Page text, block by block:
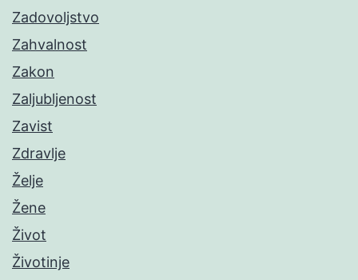
Zadovoljstvo
Zahvalnost
Zakon
Zaljubljenost
Zavist
Zdravlje
Želje
Žene
Život
Životinje